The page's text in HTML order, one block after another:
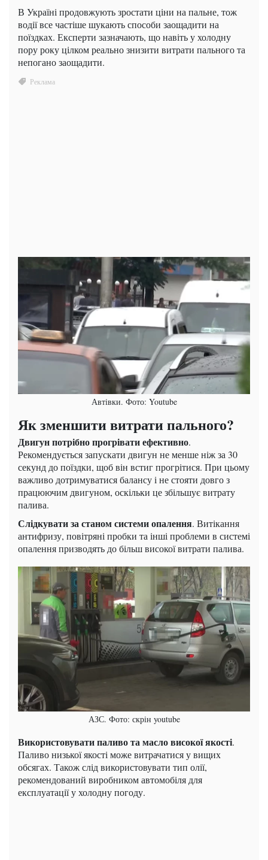
В Україні продовжують зростати ціни на пальне, тож
водії все частіше шукають способи заощадити на
поїздках. Експерти зазначають, що навіть у холодну
пору року цілком реально знизити витрати пального та
непогано заощадити.
Автівки. Фото: Youtube
Як зменшити витрати пального?
Двигун потрібно прогрівати ефективно.
Рекомендується запускати двигун не менше ніж за 30
секунд до поїздки, щоб він встиг прогрітися. При цьому
важливо дотримуватися балансу і не стояти довго з
працюючим двигуном, оскільки це збільшує витрату
палива.
Слідкувати за станом системи опалення. Витікання
антифризу, повітряні пробки та інші проблеми в системі
опалення призводять до більш високої витрати палива.
АЗС. Фото: скрін youtube
Використовувати паливо та масло високої якості.
Паливо низької якості може витрачатися у вищих
обсягах. Також слід використовувати тип олії,
рекомендований виробником автомобіля для
експлуатації у холодну погоду.